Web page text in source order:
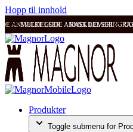
Hopp til innhold
ANMELDELSER RASK LEVERING
SVÆRT GODE ANMELDELSER
Produkter
Toggle submenu for